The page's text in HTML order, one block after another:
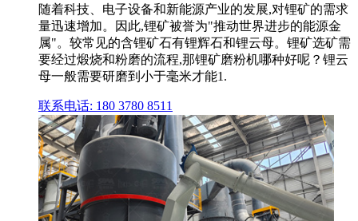
随着科技、电子设备和新能源产业的发展,对锂矿的需求
量迅速增加。因此,锂矿被誉为"推动世界进步的能源金
属"。较常见的含锂矿石有锂辉石和锂云母。锂矿选矿需
要经过煅烧和粉磨的流程,那锂矿磨粉机哪种好呢？锂云
母一般需要研磨到小于毫米才能1.
联系电话: 180 3780 8511